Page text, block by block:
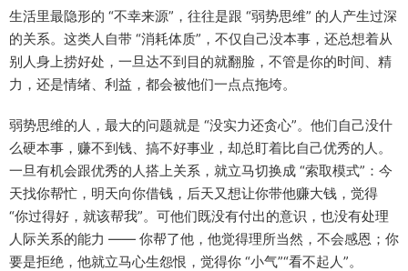
生活里最隐形的 “不幸来源”，往往是跟 “弱势思维” 的人产生过深
的关系。这类人自带 “消耗体质”，不仅自己没本事，还总想着从
别人身上捞好处，一旦达不到目的就翻脸，不管是你的时间、精
力，还是情绪、利益，都会被他们一点点拖垮。​
弱势思维的人，最大的问题就是 “没实力还贪心”。他们自己没什
么硬本事，赚不到钱、搞不好事业，却总盯着比自己优秀的人。
一旦有机会跟优秀的人搭上关系，就立马切换成 “索取模式”：今
天找你帮忙，明天向你借钱，后天又想让你带他赚大钱，觉得
“你过得好，就该帮我”。可他们既没有付出的意识，也没有处理
人际关系的能力 —— 你帮了他，他觉得理所当然，不会感恩；你
要是拒绝，他就立马心生怨恨，觉得你 “小气”“看不起人”。​